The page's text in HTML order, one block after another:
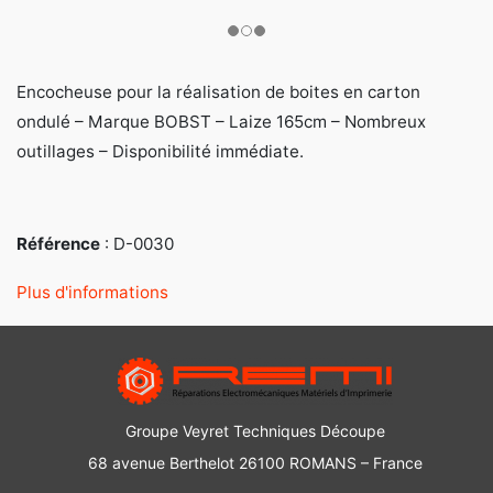
Encocheuse pour la réalisation de boites en carton
ondulé – Marque BOBST – Laize 165cm – Nombreux
outillages – Disponibilité immédiate.
Référence : D-0030
Plus d'informations
Groupe Veyret Techniques Découpe
68 avenue Berthelot 26100 ROMANS – France